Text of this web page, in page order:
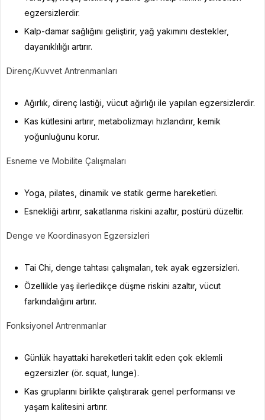
egzersizlerdir.
Kalp-damar sağlığını geliştirir, yağ yakımını destekler,
dayanıklılığı artırır.
Direnç/Kuvvet Antrenmanları
Ağırlık, direnç lastiği, vücut ağırlığı ile yapılan egzersizlerdir.
Kas kütlesini artırır, metabolizmayı hızlandırır, kemik
yoğunluğunu korur.
Esneme ve Mobilite Çalışmaları
Yoga, pilates, dinamik ve statik germe hareketleri.
Esnekliği artırır, sakatlanma riskini azaltır, postürü düzeltir.
Denge ve Koordinasyon Egzersizleri
Tai Chi, denge tahtası çalışmaları, tek ayak egzersizleri.
Özellikle yaş ilerledikçe düşme riskini azaltır, vücut
farkındalığını artırır.
Fonksiyonel Antrenmanlar
Günlük hayattaki hareketleri taklit eden çok eklemli
egzersizler (ör. squat, lunge).
Kas gruplarını birlikte çalıştırarak genel performansı ve
yaşam kalitesini artırır.